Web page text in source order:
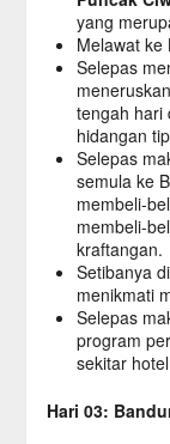
yang
Melawat ke
Selepas
tengah hari
hidangan
Selepas
semula ke
membeli-
membeli-
kraftangan.
Setibanya
menikmati
Selepas
program
sekitar
Hari 03: